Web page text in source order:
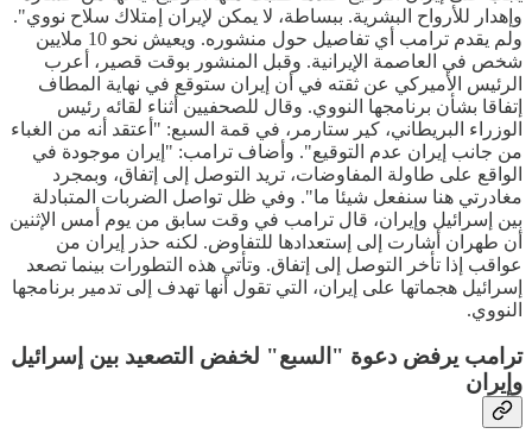
وإهدار للأرواح البشرية. ببساطة، لا يمكن لإيران إمتلاك سلاح نووي".
ولم يقدم ترامب أي تفاصيل حول منشوره. ويعيش نحو 10 ملايين
شخص في العاصمة الإيرانية. وقبل المنشور بوقت قصير، أعرب
الرئيس الأميركي عن ثقته في أن إيران ستوقع في نهاية المطاف
إتفاقا بشأن برنامجها النووي. وقال للصحفيين أثناء لقائه رئيس
الوزراء البريطاني، كير ستارمر، في قمة السبع: "أعتقد أنه من الغباء
من جانب إيران عدم التوقيع". وأضاف ترامب: "إيران موجودة في
الواقع على طاولة المفاوضات، تريد التوصل إلى إتفاق، وبمجرد
مغادرتي هنا سنفعل شيئا ما". وفي ظل تواصل الضربات المتبادلة
بين إسرائيل وإيران، قال ترامب في وقت سابق من يوم أمس الإثنين
أن طهران أشارت إلى إستعدادها للتفاوض. لكنه حذر إيران من
عواقب إذا تأخر التوصل إلى إتفاق. وتأتي هذه التطورات بينما تصعد
إسرائيل هجماتها على إيران، التي تقول أنها تهدف إلى تدمير برنامجها
النووي.
ترامب يرفض دعوة "السبع" لخفض التصعيد بين إسرائيل
وإيران